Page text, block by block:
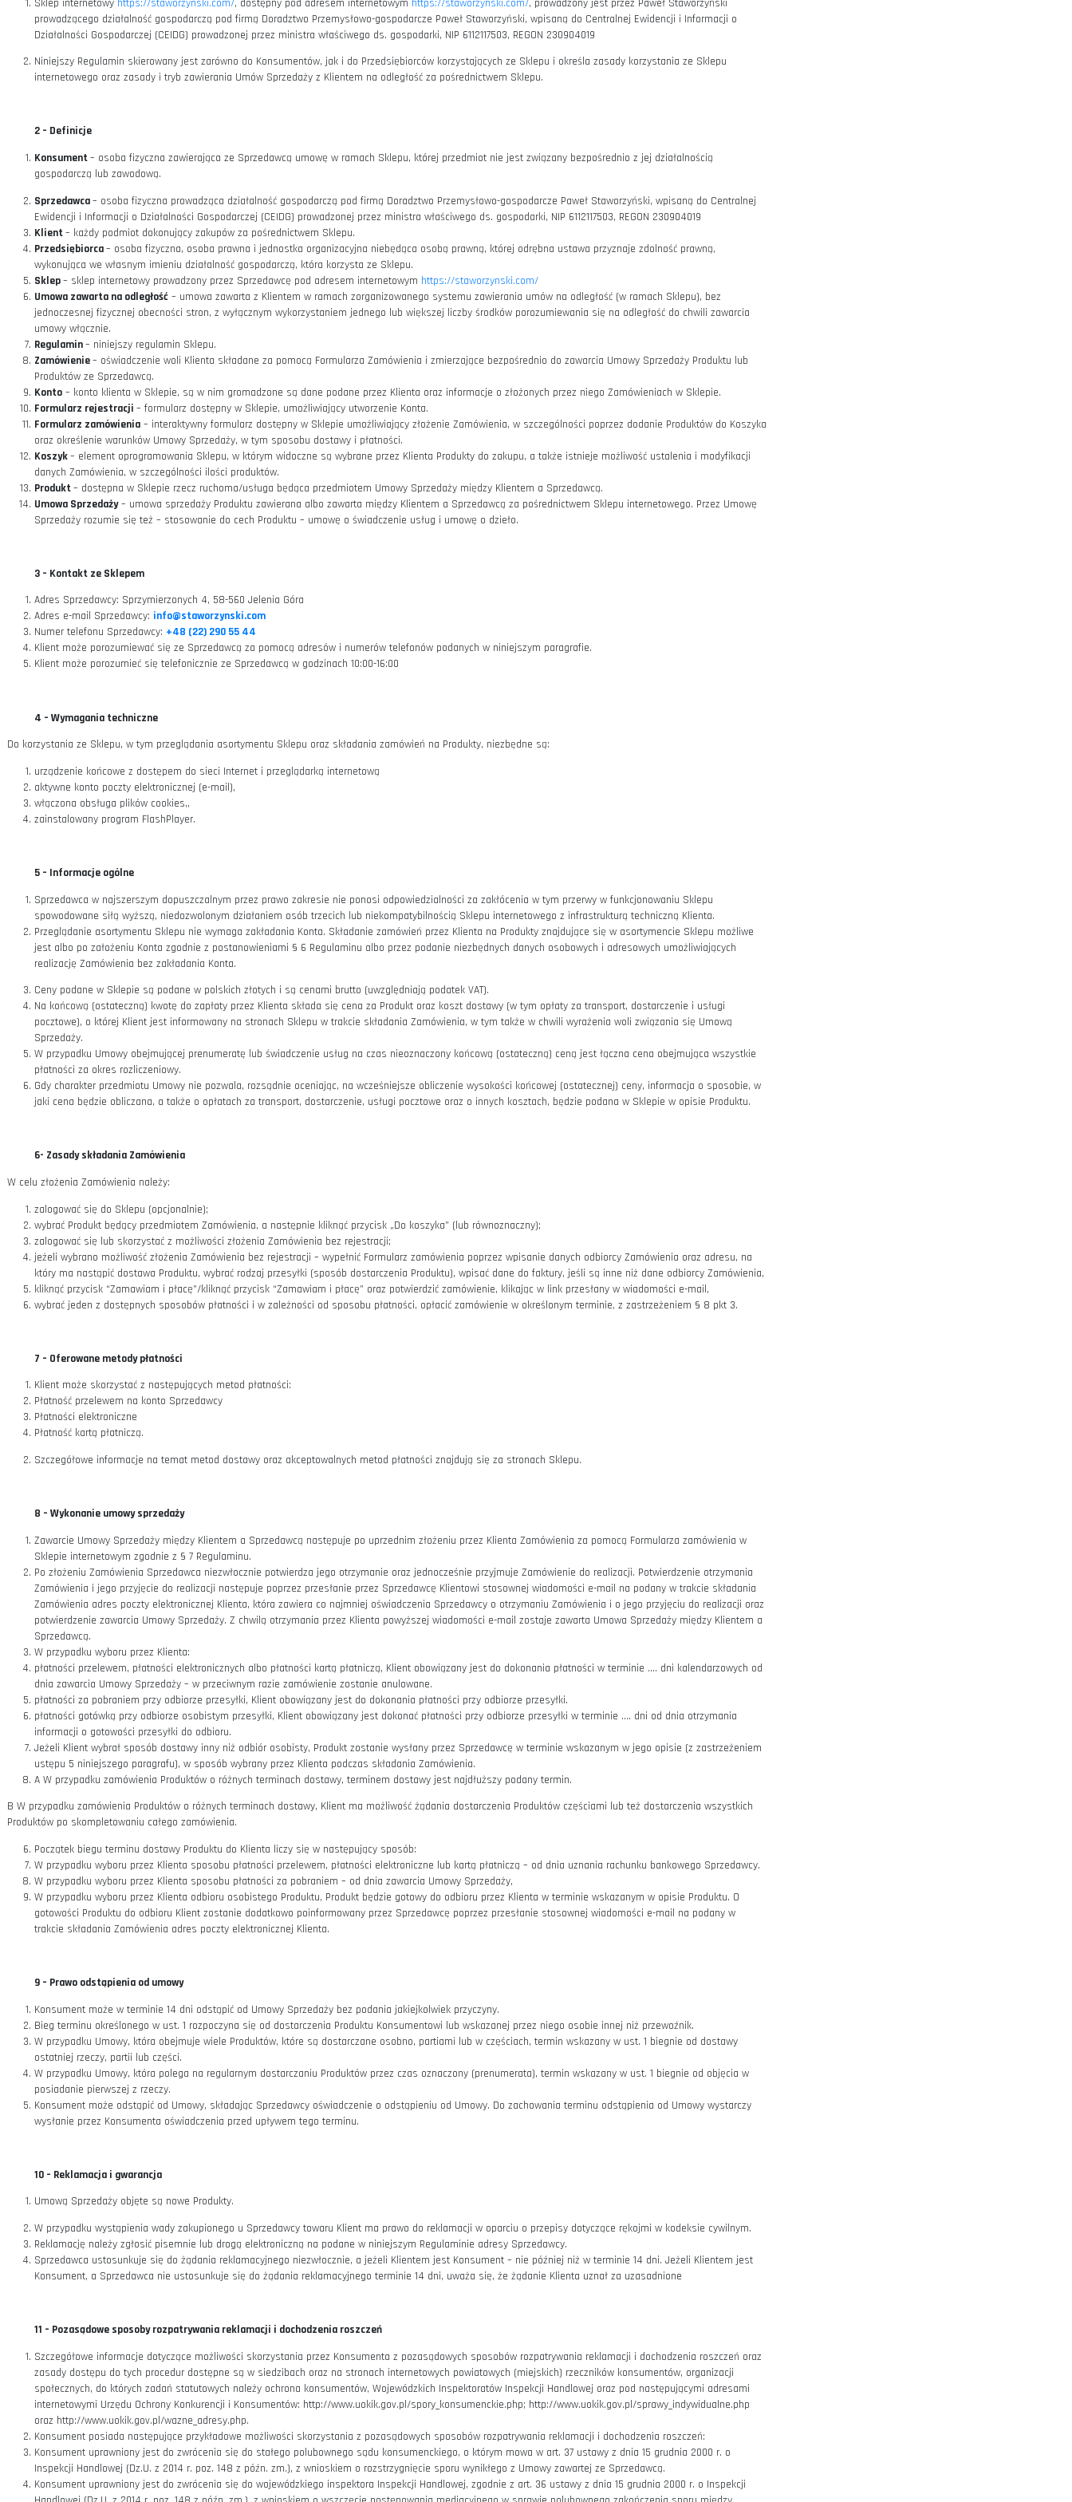
1 –Postanowienia wstępne
Sklep internetowyhttps://staworzynski.com/, dostępny pod adresem internetowymhttps://staworzynski.com/, prowadzony jest przez Paweł Staworzyński
prowadzącego działalność gospodarczą pod firmą Doradztwo Przemysłowo-gospodarcze Paweł Staworzyński, wpisaną do Centralnej Ewidencji i Informacji o
Niniejszy Regulamin skierowany jest zarówno do Konsumentów, jak i do Przedsiębiorców korzystających ze Sklepu i określa zasady korzystania ze Sklepu
internetowego oraz zasady i tryb zawierania Umów Sprzedaży z Klientem na odległość za pośrednictwem Sklepu.
2 –Definicje
Konsument– osoba fizyczna zawierająca ze Sprzedawcą umowę w ramach Sklepu, której przedmiot nie jest związany bezpośrednio z jej działalnością
gospodarczą lub zawodową.
Sprzedawca– osoba fizyczna prowadząca działalność gospodarczą pod firmą Doradztwo Przemysłowo-gospodarcze Paweł Staworzyński, wpisaną do Centralnej
Ewidencji i Informacji o Działalności Gospodarczej (CEIDG) prowadzonej przez ministra właściwego ds. gospodarki, NIP 6112117503, REGON 230904019
Klient– każdy podmiot dokonujący zakupów za pośrednictwem Sklepu.
Przedsiębiorca– osoba fizyczna, osoba prawna i jednostka organizacyjna niebędąca osobą prawną, której odrębna ustawa przyznaje zdolność prawną,
wykonująca we własnym imieniu działalność gospodarczą, która korzysta ze Sklepu.
Sklep – sklep internetowy prowadzony przez Sprzedawcę pod adresem internetowym https://staworzynski.com/
Umowa zawarta na odległość– umowa zawarta z Klientem w ramach zorganizowanego systemu zawierania umów na odległość (w ramach Sklepu), bez
jednoczesnej fizycznej obecności stron, z wyłącznym wykorzystaniem jednego lub większej liczby środków porozumiewania się na odległość do chwili zawarcia
umowy włącznie.
Regulamin– niniejszy regulamin Sklepu.
Zamówienie– oświadczenie woli Klienta składane za pomocą Formularza Zamówienia i zmierzające bezpośrednio do zawarcia Umowy Sprzedaży Produktu lub
Produktów ze Sprzedawcą.
Konto– konto klienta w Sklepie, są w nim gromadzone są dane podane przez Klienta oraz informacje o złożonych przez niego Zamówieniach w Sklepie.
oraz określenie warunków Umowy Sprzedaży, w tym sposobu dostawy i płatności.
Koszyk– element oprogramowania Sklepu, w którym widoczne są wybrane przez Klienta Produkty do zakupu, a także istnieje możliwość ustalenia i modyfikacji
danych Zamówienia, w szczególności ilości produktów.
Produkt– dostępna w Sklepie rzecz ruchoma/usługa będąca przedmiotem Umowy Sprzedaży między Klientem a Sprzedawcą.
Umowa Sprzedaży– umowa sprzedaży Produktu zawierana albo zawarta między Klientem a Sprzedawcą za pośrednictwem Sklepu internetowego. Przez Umowę
3 –Kontakt ze Sklepem
Adres Sprzedawcy: Sprzymierzonych 4, 58-560 Jelenia Góra
Adres e-mail Sprzedawcy:info@staworzynski.com
Numer telefonu Sprzedawcy:
Klient może porozumiewać się ze Sprzedawcą za pomocą adresów i numerów telefonów podanych w niniejszym paragrafie.
4 –Wymagania techniczne
Do korzystania ze Sklepu, w tym przeglądania asortymentu Sklepu oraz składania zamówień na Produkty, niezbędne są:
urządzenie końcowe z dostępem do sieci Internet i przeglądarką internetową
aktywne konto poczty elektronicznej (e-mail),
włączona obsługa plików cookies,,
zainstalowany program FlashPlayer.
5 –Informacje ogólne
Przeglądanie asortymentu Sklepu nie wymaga zakładania Konta. Składanie zamówień przez Klienta na Produkty znajdujące się w asortymencie Sklepu możliwe
jest albo po założeniu Konta zgodnie z postanowieniami § 6 Regulaminu albo przez podanie niezbędnych danych osobowych i adresowych umożliwiających
Ceny podane w Sklepie są podane w polskich złotych i są cenami brutto (uwzględniają podatek VAT).
Na końcową (ostateczną) kwotę do zapłaty przez Klienta składa się cena za Produkt oraz koszt dostawy (w tym opłaty za transport, dostarczenie i usługi
pocztowe), o której Klient jest informowany na stronach Sklepu w trakcie składania Zamówienia, w tym także w chwili wyrażenia woli związania się Umową
Sprzedaży.
W przypadku Umowy obejmującej prenumeratę lub świadczenie usług na czas nieoznaczony końcową (ostateczną) ceną jest łączna cena obejmująca wszystkie
jaki cena będzie obliczana, a także o opłatach za transport, dostarczenie, usługi pocztowe oraz o innych kosztach, będzie podana w Sklepie w opisie Produktu.
6-Zasady składania Zamówienia
W celu złożenia Zamówienia należy:
zalogować się lub skorzystać z możliwości złożenia Zamówienia bez rejestracji;
jeżeli wybrano możliwość złożenia Zamówienia bez rejestracji – wypełnić Formularz zamówienia poprzez wpisanie danych odbiorcy Zamówienia oraz adresu, na
który ma nastąpić dostawa Produktu, wybrać rodzaj przesyłki (sposób dostarczenia Produktu), wpisać dane do faktury, jeśli są inne niż dane odbiorcy Zamówienia,
kliknąć przycisk “Zamawiam i płacę”/kliknąć przycisk “Zamawiam i płacę” oraz potwierdzić zamówienie, klikając w link przesłany w wiadomości e-mail,
wybrać jeden z dostępnych sposobów płatności i w zależności od sposobu płatności, opłacić zamówienie w określonym terminie, z zastrzeżeniem § 8 pkt 3.
7 –Oferowane metody płatności
Klient może skorzystać z następujących metod płatności:
Płatność przelewem na konto Sprzedawcy
Płatności elektroniczne
Płatność kartą płatniczą.
Szczegółowe informacje na temat metod dostawy oraz akceptowalnych metod płatności znajdują się za stronach Sklepu.
8 –Wykonanie umowy sprzedaży
Zawarcie Umowy Sprzedaży między Klientem a Sprzedawcą następuje po uprzednim złożeniu przez Klienta Zamówienia za pomocą Formularza zamówienia w
Sklepie internetowym zgodnie z § 7 Regulaminu.
Po złożeniu Zamówienia Sprzedawca niezwłocznie potwierdza jego otrzymanie oraz jednocześnie przyjmuje Zamówienie do realizacji. Potwierdzenie otrzymania
Zamówienia i jego przyjęcie do realizacji następuje poprzez przesłanie przez Sprzedawcę Klientowi stosownej wiadomości e-mail na podany w trakcie składania
Sprzedawcą.
W przypadku wyboru przez Klienta:
płatności przelewem, płatności elektronicznych albo płatności kartą płatniczą, Klient obowiązany jest do dokonania płatności w terminie …. dni kalendarzowych od
dnia zawarcia Umowy Sprzedaży – w przeciwnym razie zamówienie zostanie anulowane.
płatności za pobraniem przy odbiorze przesyłki, Klient obowiązany jest do dokonania płatności przy odbiorze przesyłki.
płatności gotówką przy odbiorze osobistym przesyłki, Klient obowiązany jest dokonać płatności przy odbiorze przesyłki w terminie …. dni od dnia otrzymania
informacji o gotowości przesyłki do odbioru.
Jeżeli Klient wybrał sposób dostawy inny niż odbiór osobisty, Produkt zostanie wysłany przez Sprzedawcę w terminie wskazanym w jego opisie (z zastrzeżeniem
Produktów po skompletowaniu całego zamówienia.
Początek biegu terminu dostawy Produktu do Klienta liczy się w następujący sposób:
W przypadku wyboru przez Klienta sposobu płatności przelewem, płatności elektroniczne lub kartą płatniczą – od dnia uznania rachunku bankowego Sprzedawcy.
W przypadku wyboru przez Klienta sposobu płatności za pobraniem – od dnia zawarcia Umowy Sprzedaży,
trakcie składania Zamówienia adres poczty elektronicznej Klienta.
9 –Prawo odstąpienia od umowy
Konsument może w terminie 14 dni odstąpić od Umowy Sprzedaży bez podania jakiejkolwiek przyczyny.
Bieg terminu określonego w ust. 1 rozpoczyna się od dostarczenia Produktu Konsumentowi lub wskazanej przez niego osobie innej niż przewoźnik.
W przypadku Umowy, która obejmuje wiele Produktów, które są dostarczane osobno, partiami lub w częściach, termin wskazany w ust. 1 biegnie od dostawy
ostatniej rzeczy, partii lub części.